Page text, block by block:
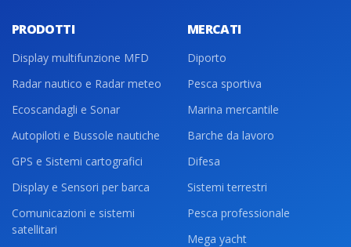
PRODOTTI
Display multifunzione MFD
Radar nautico e Radar meteo
Ecoscandagli e Sonar
Autopiloti e Bussole nautiche
GPS e Sistemi cartografici
Display e Sensori per barca
Comunicazioni e sistemi
satellitari
MERCATI
Diporto
Pesca sportiva
Marina mercantile
Barche da lavoro
Difesa
Sistemi terrestri
Pesca professionale
Mega yacht